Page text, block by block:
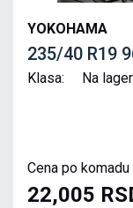
YOKOHAMA
235/40 R19
Klasa: Na
Cena po komadu
22,005